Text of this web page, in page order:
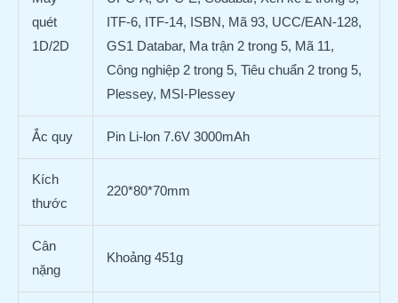
quét
1D/2D
ITF-6, ITF-14, ISBN, Mã 93, UCC/EAN-128,
GS1 Databar, Ma trận 2 trong 5, Mã 11,
Công nghiệp 2 trong 5, Tiêu chuẩn 2 trong 5,
Plessey, MSI-Plessey
Ắc quy Pin Li-lon 7.6V 3000mAh
Kích
thước
220*80*70mm
Cân
nặng
Khoảng 451g